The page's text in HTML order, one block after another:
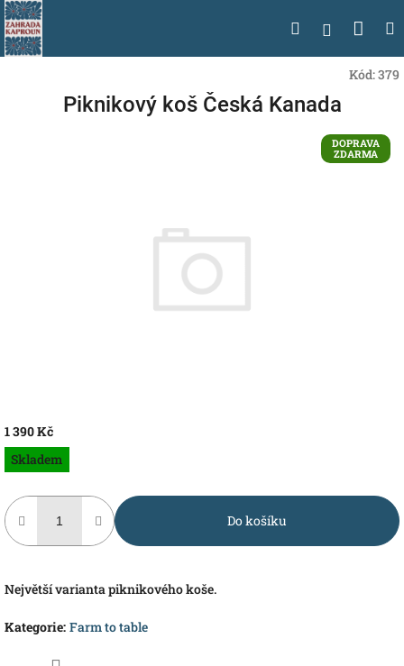
Přejít
na
obsah
Hledat
Kód:379
Piknikový koš Česká Kanada
DOPRAVA
ZDARMA
1 390 Kč
Měrná
cena:
Skladem
Do košíku
Největší varianta piknikového koše.
Kategorie: Farm to table